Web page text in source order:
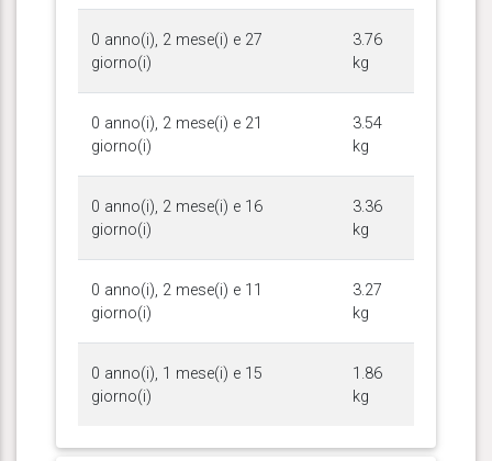
0 anno(i), 2 mese(i) e 27
giorno(i)
3.76
kg
0 anno(i), 2 mese(i) e 21
giorno(i)
3.54
kg
0 anno(i), 2 mese(i) e 16
giorno(i)
3.36
kg
0 anno(i), 2 mese(i) e 11
giorno(i)
3.27
kg
0 anno(i), 1 mese(i) e 15
giorno(i)
1.86
kg